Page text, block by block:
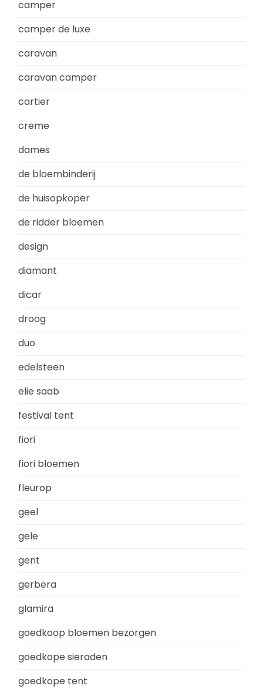
camper
camper de luxe
caravan
caravan camper
cartier
creme
dames
de bloembinderij
de huisopkoper
de ridder bloemen
design
diamant
dicar
droog
duo
edelsteen
elie saab
festival tent
fiori
fiori bloemen
fleurop
geel
gele
gent
gerbera
glamira
goedkoop bloemen bezorgen
goedkope sieraden
goedkope tent